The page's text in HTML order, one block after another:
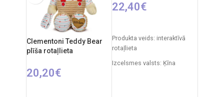
Clementoni Teddy Bear
plīša rotaļlieta
20,20€
22,40€
Produkta veids: interaktīvā
rotaļlieta
Izcelsmes valsts: Ķīna